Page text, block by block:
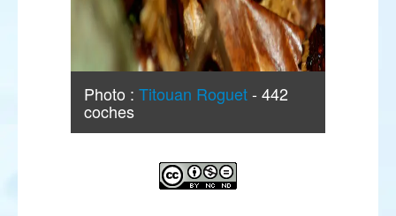
Photo : Titouan Roguet- 442
coches